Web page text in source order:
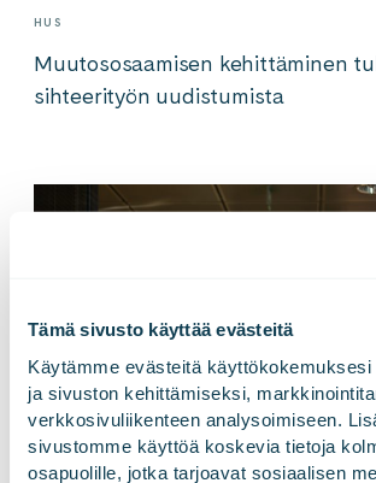
Tämä sivusto käyttää evästeitä
Käytämme evästeitä
ja sivuston kehittämiseksi,
verkkosivuliikenteen analysoimiseen.
sivustomme käyttöä koskevia tietoja
osapuolille, jotka tarjoavat sosiaalisen
HUS
Muu­to­so­saa­mi­sen ke­hit­tä­mi­nen
sih­tee­ri­työn uu­dis­tu­mis­ta